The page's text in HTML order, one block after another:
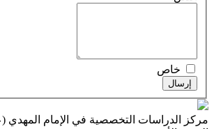
التخصصية في الإمام المهدي (عجّل الله